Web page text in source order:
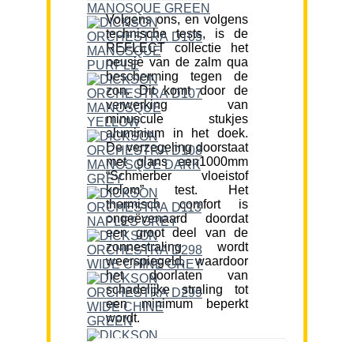
Volgens ons, en volgens
technische tests, is de
REFLECT collectie het
neusje van de zalm qua
bescherming tegen de
zon. Dit komt door de
verwerking van
minuscule stukjes
aluminium in het doek.
De verzegeling doorstaat
met glans een1000mm
“Schmerber vloeistof
kolom” test. Het
thermisch comfort is
ongeëvenaard doordat
een groot deel van de
zonnestraling wordt
weerspiegeld, waardoor
het doorlaten van
schadelijke straling tot
een minimum beperkt
wordt.